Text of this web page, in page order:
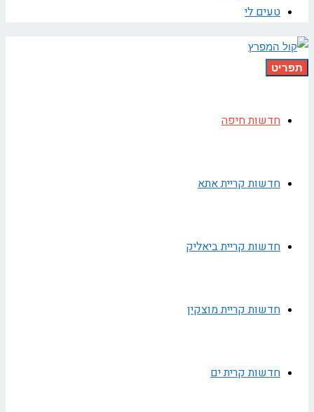
טעים לי
תפריט
חדשות חיפה
חדשות קריית אתא
חדשות קריית ביאליק
חדשות קריית מוצקין
חדשות קרית ים